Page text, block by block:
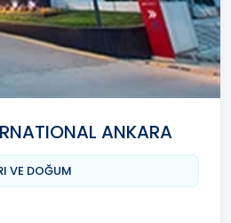
ANKARA
VE DOĞUM